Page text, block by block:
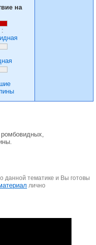
на
:
ромбовидных,
данной тематике и Вы готовы
лично